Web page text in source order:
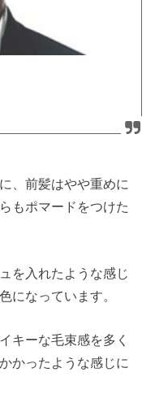
、前髪はやや重めに
もポマードをつけた
を入れたような感じ
になっています。
キーな毛束感を多く
かったような感じに